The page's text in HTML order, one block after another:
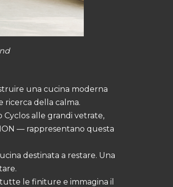
una cucina moderna
ricerca della calma.
alle grandi vetrate,
— rappresentano questa
destinata a restare. Una
tutte le finiture e immagina il